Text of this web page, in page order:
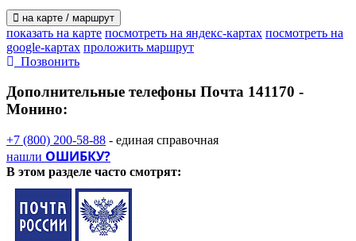
на карте / маршрут
показать на карте посмотреть на яндекс-картах посмотреть на
google-картах проложить маршрут
Позвонить
Дополнительные телефоны Почта 141170 -
Монино:
+7 (800) 200-58-88 - единая справочная
нашли ОШИБКУ?
В этом разделе часто смотрят: